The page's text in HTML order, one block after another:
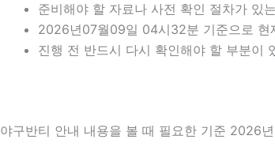
준비해야 할 자료나 사전 확인 절차가 있
2026년07월09일 04시32분 기준으로 현
진행 전 반드시 다시 확인해야 할 부분이
야구반티 안내 내용을 볼 때 필요한 기준 2026